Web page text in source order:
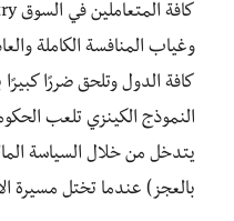
كافة المتعاملين في السوقinformation asymmetry
وغياب المنافسة الكاملة
كافة الدول وتلحق ضررًا كبيرًا
النموذج الكينزي تلعب
يتدخل من خلال السياسة
بالعجز) عندما تختل مسيرة